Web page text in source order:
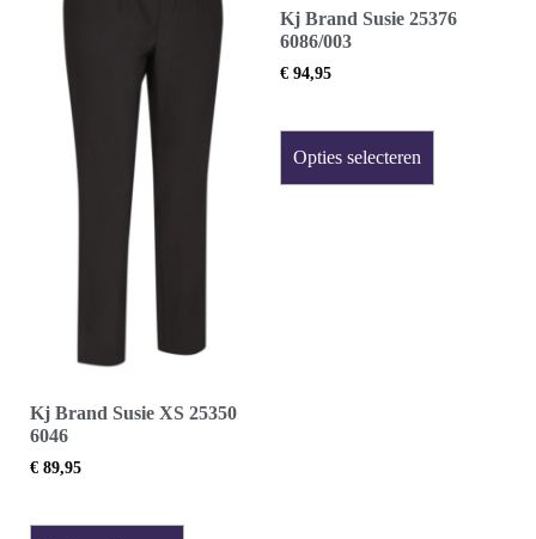
Kj Brand Susie XS 25350
6046
€ 89,95
Kj Brand Susie 25376
6086/003
€ 94,95
Opties selecteren